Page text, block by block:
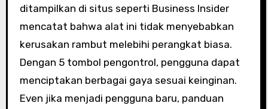
ditampilkan di situs seperti Business Insider
mencatat bahwa alat ini tidak menyebabkan
kerusakan rambut melebihi perangkat biasa.
Dengan 5 tombol pengontrol, pengguna dapat
menciptakan berbagai gaya sesuai keinginan.
Even jika menjadi pengguna baru, panduan